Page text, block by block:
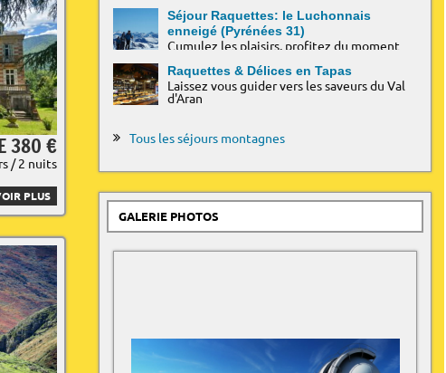
380 €
/ 2 nuits
PLUS
Le tout servi sur un lit de Garonne!
Séjour Raquettes: le Luchonnais
enneigé (Pyrénées 31)
Cumulez les plaisirs, profitez du moment
Raquettes & Délices en Tapas
Laissez vous guider vers les saveurs du Val
d'Aran
Tous les séjours montagnes
GALERIE PHOTOS